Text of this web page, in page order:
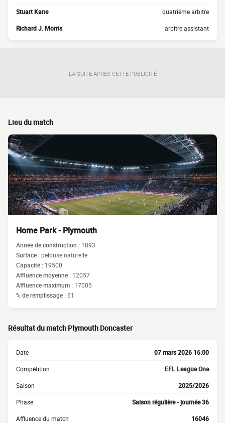
Stuart Kane quatrième arbitre
Richard J. Morris arbitre assistant
LA SUITE APRÈS CETTE PUBLICITÉ
Lieu du match
Home Park - Plymouth
Année de construction : 1893
Surface :pelouse naturelle
Capacité : 19500
Affluence moyenne : 12057
Affluence maximum : 17005
% de remplissage :61
Résultat du match Plymouth Doncaster
Date 07 mars 2026 16:00
Compétition EFL League One
Saison 2025/2026
Phase Saison régulière - journée 36
Affluence du match 16046